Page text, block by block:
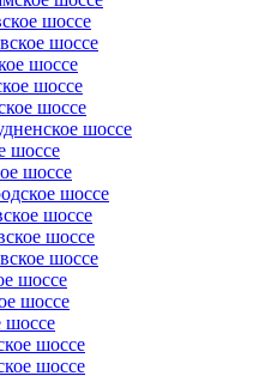
шоссе
шоссе
шоссе
шоссе
шоссе
шоссе
шоссе
шоссе
шоссе
шоссе
шоссе
шоссе
шоссе
шоссе
шоссе
шоссе
шоссе